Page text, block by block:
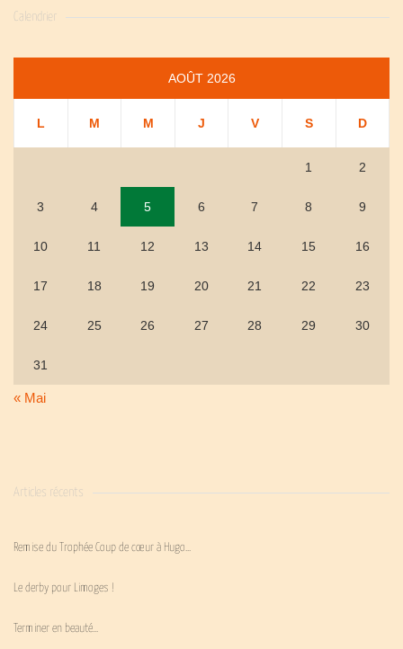
Calendrier
AOÛT 2026
L M M J V S D
1 2
3 4 5 6 7 8 9
10 11 12 13 14 15 16
17 18 19 20 21 22 23
24 25 26 27 28 29 30
31
« Mai
Articles récents
Remise du Trophée Coup de cœur à Hugo…
Le derby pour Limoges !
Terminer en beauté…